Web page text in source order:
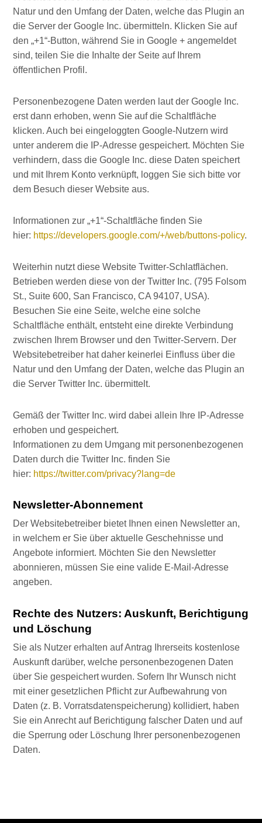
Natur und den Umfang der Daten, welche das Plugin an
die Server der Google Inc. übermitteln. Klicken Sie auf
den „+1“-Button, während Sie in Google + angemeldet
sind, teilen Sie die Inhalte der Seite auf Ihrem
öffentlichen Profil.
Personenbezogene Daten werden laut der Google Inc.
erst dann erhoben, wenn Sie auf die Schaltfläche
klicken. Auch bei eingeloggten Google-Nutzern wird
unter anderem die IP-Adresse gespeichert. Möchten Sie
verhindern, dass die Google Inc. diese Daten speichert
und mit Ihrem Konto verknüpft, loggen Sie sich bitte vor
dem Besuch dieser Website aus.
Informationen zur „+1“-Schaltfläche finden Sie
hier: https://developers.google.com/+/web/buttons-policy.
Weiterhin nutzt diese Website Twitter-Schlatflächen.
Betrieben werden diese von der Twitter Inc. (795 Folsom
St., Suite 600, San Francisco, CA 94107, USA).
Besuchen Sie eine Seite, welche eine solche
Schaltfläche enthält, entsteht eine direkte Verbindung
zwischen Ihrem Browser und den Twitter-Servern. Der
Websitebetreiber hat daher keinerlei Einfluss über die
Natur und den Umfang der Daten, welche das Plugin an
die Server Twitter Inc. übermittelt.
Gemäß der Twitter Inc. wird dabei allein Ihre IP-Adresse
erhoben und gespeichert.
Informationen zu dem Umgang mit personenbezogenen
Daten durch die Twitter Inc. finden Sie
hier: https://twitter.com/privacy?lang=de
Newsletter-Abonnement
Der Websitebetreiber bietet Ihnen einen Newsletter an,
in welchem er Sie über aktuelle Geschehnisse und
Angebote informiert. Möchten Sie den Newsletter
abonnieren, müssen Sie eine valide E-Mail-Adresse
angeben.
Rechte des Nutzers: Auskunft, Berichtigung
und Löschung
Sie als Nutzer erhalten auf Antrag Ihrerseits kostenlose
Auskunft darüber, welche personenbezogenen Daten
über Sie gespeichert wurden. Sofern Ihr Wunsch nicht
mit einer gesetzlichen Pflicht zur Aufbewahrung von
Daten (z. B. Vorratsdatenspeicherung) kollidiert, haben
Sie ein Anrecht auf Berichtigung falscher Daten und auf
die Sperrung oder Löschung Ihrer personenbezogenen
Daten.